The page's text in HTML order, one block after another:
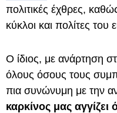
πολιτικές έχθρες,
κύκλοι και πολίτες
Ο ίδιος, με ανάρτηση
όλους όσους τους
πια συνώνυμη με την
καρκίνος μας αγγίζει